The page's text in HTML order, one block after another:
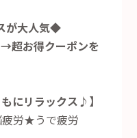
が大人気◆
超お得クーポンを
にリラックス♪】
労★うで疲労